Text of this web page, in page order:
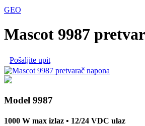
GEO
Mascot 9987
Pošaljite upit
Model 9987
1000 W max izlaz • 12/24 VDC ulaz